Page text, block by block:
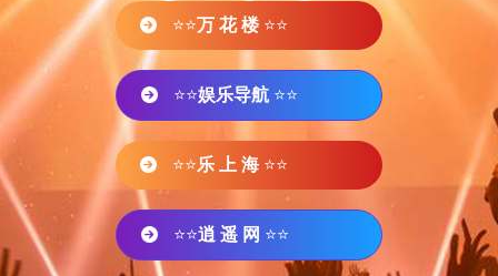
⭐⭐万 花 楼 ⭐⭐
⭐⭐娱乐导航 ⭐⭐
⭐⭐乐 上 海 ⭐⭐
⭐⭐逍 遥 网 ⭐⭐